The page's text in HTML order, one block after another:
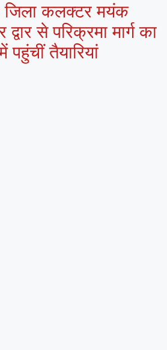
जिला कलक्टर मयंक
से परिक्रमा मार्ग का
तैयारियां